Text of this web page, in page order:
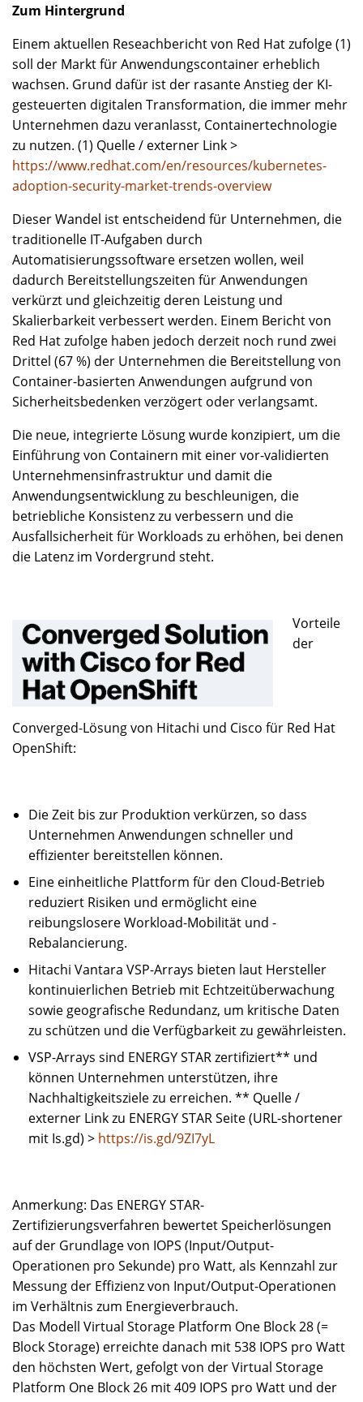
Zum Hintergrund
Einem aktuellen Reseachbericht von Red Hat zufolge (1)
soll der Markt für Anwendungscontainer erheblich
wachsen. Grund dafür ist der rasante Anstieg der KI-
gesteuerten digitalen Transformation, die immer mehr
Unternehmen dazu veranlasst, Containertechnologie
zu nutzen. (1) Quelle / externer Link >
https://www.redhat.com/en/resources/kubernetes-
adoption-security-market-trends-overview
Dieser Wandel ist entscheidend für Unternehmen, die
traditionelle IT-Aufgaben durch
Automatisierungssoftware ersetzen wollen, weil
dadurch Bereitstellungszeiten für Anwendungen
verkürzt und gleichzeitig deren Leistung und
Skalierbarkeit verbessert werden. Einem Bericht von
Red Hat zufolge haben jedoch derzeit noch rund zwei
Drittel (67 %) der Unternehmen die Bereitstellung von
Container-basierten Anwendungen aufgrund von
Sicherheitsbedenken verzögert oder verlangsamt.
Die neue, integrierte Lösung wurde konzipiert, um die
Einführung von Containern mit einer vor-validierten
Unternehmensinfrastruktur und damit die
Anwendungsentwicklung zu beschleunigen, die
betriebliche Konsistenz zu verbessern und die
Ausfallsicherheit für Workloads zu erhöhen, bei denen
die Latenz im Vordergrund steht.
Vorteile
der
Converged-Lösung von Hitachi und Cisco für Red Hat
OpenShift:
Die Zeit bis zur Produktion verkürzen, so dass
Unternehmen Anwendungen schneller und
effizienter bereitstellen können.
Eine einheitliche Plattform für den Cloud-Betrieb
reduziert Risiken und ermöglicht eine
reibungslosere Workload-Mobilität und -
Rebalancierung.
Hitachi Vantara VSP-Arrays bieten laut Hersteller
kontinuierlichen Betrieb mit Echtzeitüberwachung
sowie geografische Redundanz, um kritische Daten
zu schützen und die Verfügbarkeit zu gewährleisten.
VSP-Arrays sind ENERGY STAR zertifiziert** und
können Unternehmen unterstützen, ihre
Nachhaltigkeitsziele zu erreichen. ** Quelle /
externer Link zu ENERGY STAR Seite (URL-shortener
mit Is.gd) > https://is.gd/9ZI7yL
Anmerkung: Das ENERGY STAR-
Zertifizierungsverfahren bewertet Speicherlösungen
auf der Grundlage von IOPS (Input/Output-
Operationen pro Sekunde) pro Watt, als Kennzahl zur
Messung der Effizienz von Input/Output-Operationen
im Verhältnis zum Energieverbrauch.
Das Modell Virtual Storage Platform One Block 28 (=
Block Storage) erreichte danach mit 538 IOPS pro Watt
den höchsten Wert, gefolgt von der Virtual Storage
Platform One Block 26 mit 409 IOPS pro Watt und der